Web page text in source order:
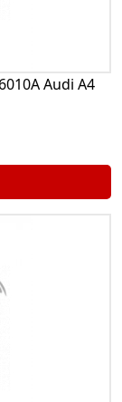
Audi A4